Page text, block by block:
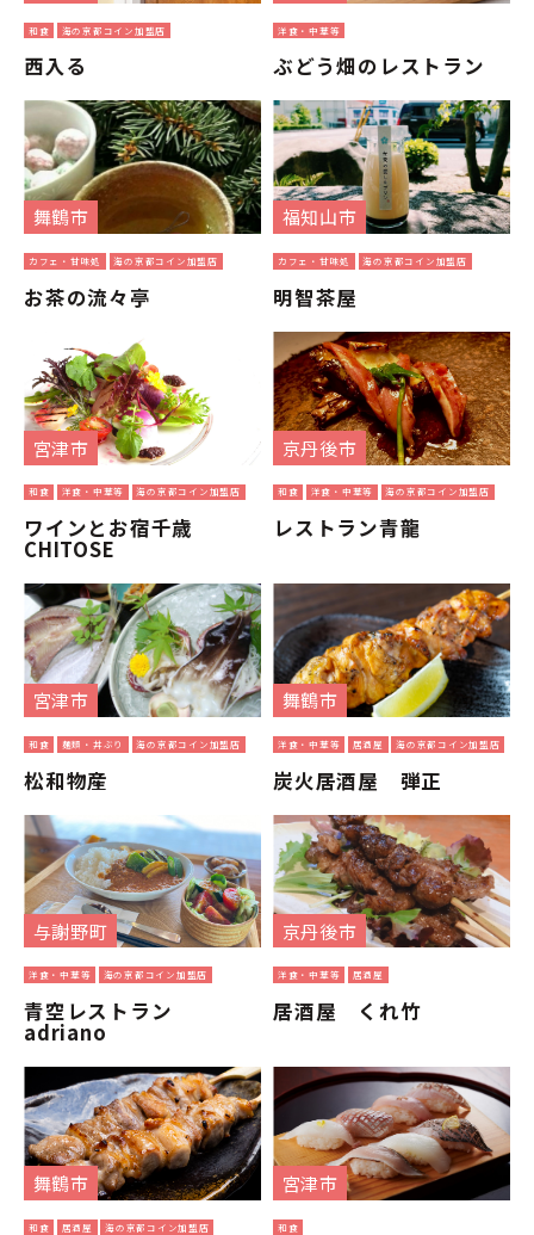
和食 海の京都コイン加盟店
西入る
洋食・中華等
ぶどう畑のレストラン
舞鶴市
カフェ・甘味処 海の京都コイン加盟店
お茶の流々亭
福知山市
カフェ・甘味処 海の京都コイン加盟店
明智茶屋
宮津市
和食 洋食・中華等 海の京都コイン加盟店
ワインとお宿千歳
CHITOSE
京丹後市
和食 洋食・中華等 海の京都コイン加盟店
レストラン青龍
宮津市
和食 麺類・丼ぶり 海の京都コイン加盟店
松和物産
舞鶴市
洋食・中華等 居酒屋 海の京都コイン加盟店
炭火居酒屋 弾正
与謝野町
洋食・中華等 海の京都コイン加盟店
青空レストラン
adriano
京丹後市
洋食・中華等 居酒屋
居酒屋 くれ竹
舞鶴市
和食 居酒屋 海の京都コイン加盟店
宮津市
和食